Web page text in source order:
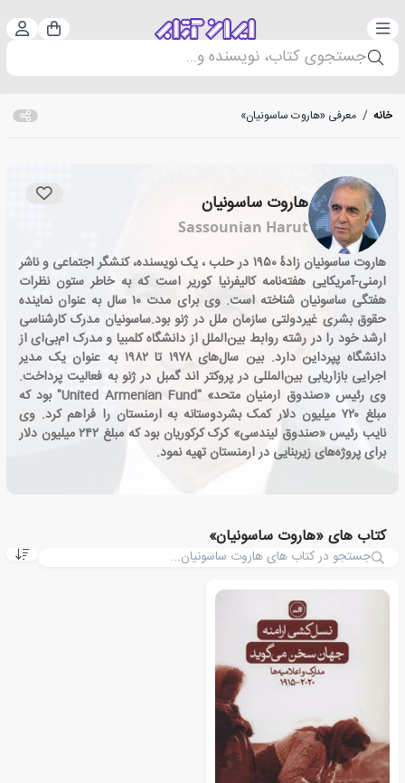
دسته‌بندی سبد
جستجوی کتاب، نویسنده و...
خانه / معرفی «هاروت ساسونیان»
هاروت ساسونیان
Sassounian Harut
هاروت ساسونیان زادهٔ ۱۹۵۰ در حلب ، یک نویسنده، کنشگر اجتماعی و ناشر
ارمنی-آمریکایی هفته‌نامه کالیفرنیا کوریر است که به خاطر ستون نظرات
هفتگی ساسونیان شناخته است. وی برای مدت ۱۰ سال به عنوان نماینده
حقوق بشری غیردولتی سازمان ملل در ژنو بود.ساسونیان مدرک کارشناسی
ارشد خود را در رشته روابط بین‌الملل از دانشگاه کلمبیا و مدرک ام‌بی‌ای از
دانشگاه پپرداین دارد. بین سال‌های ۱۹۷۸ تا ۱۹۸۲ به عنوان یک مدیر
اجرایی بازاریابی بین‌المللی در پروکتر اند گمبل در ژنو به فعالیت پرداخت.
وی رئیس «صندوق ارمنیان متحد» "United Armenian Fund" بود که
مبلغ ۷۲۰ میلیون دلار کمک بشردوستانه به ارمنستان را فراهم کرد. وی
نایب رئیس «صندوق لیندسی» کرک کرکوریان بود که مبلغ ۲۴۲ میلیون دلار
برای پروژه‌های زیربنایی در ارمنستان تهیه نمود.
کتاب های «هاروت ساسونیان»